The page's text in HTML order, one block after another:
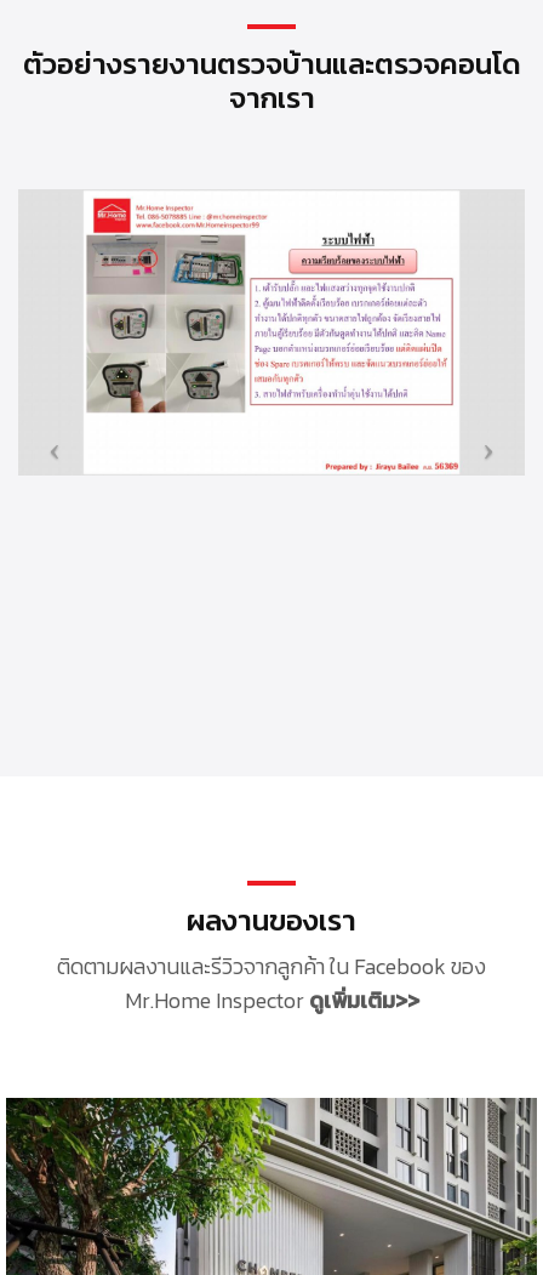
ตัวอย่างรายงานตรวจบ้านและตรวจคอนโด
จากเรา
ผลงานของเรา
ติดตามผลงานและรีวิวจากลูกค้า ใน Facebook ของ
Mr.Home Inspectorดูเพิ่มเติม>>